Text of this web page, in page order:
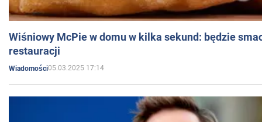
Wiśniowy McPie w domu w kilka sekund: będzie
restauracji
Wiadomości05.03.2025 17:14